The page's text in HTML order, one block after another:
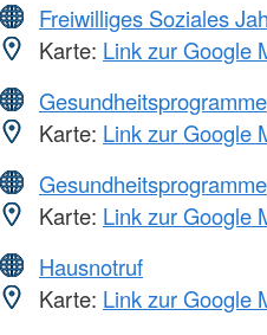
Freiwilliges Soziales
Karte: Link zur Google
Gesundheitsprogramme
Karte: Link zur Google
Gesundheitsprogramme
Karte: Link zur Google
Hausnotruf
Karte: Link zur Google